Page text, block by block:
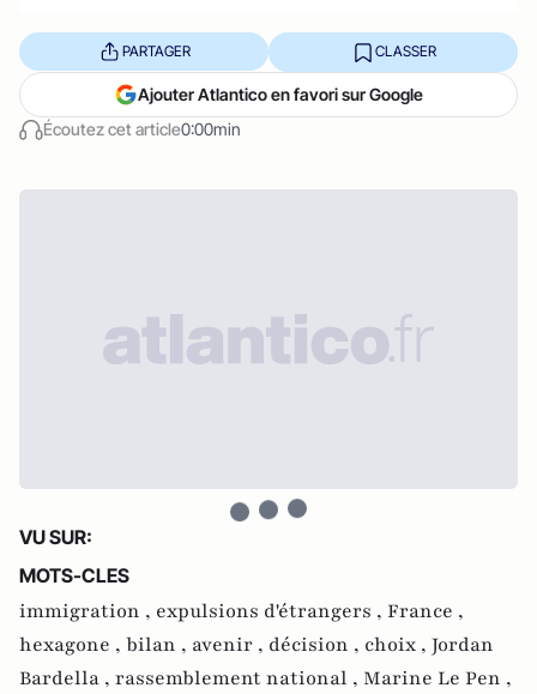
Écoutez cet article0:00min
PARTAGER CLASSER
Ajouter Atlantico en favori sur Google
VU SUR:
MOTS-CLES
immigration , expulsions d'étrangers , France ,
hexagone , bilan , avenir , décision , choix , Jordan
Bardella , rassemblement national , Marine Le Pen ,